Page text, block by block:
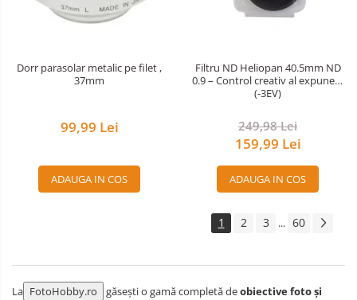
Dorr parasolar metalic pe filet ,
37mm
99,99 Lei
ADAUGA IN COS
Filtru ND Heliopan 40.5mm ND
0.9 – Control creativ al expunerii
(-3EV)
249,98 Lei
159,99 Lei
ADAUGA IN COS
1 2 3 ... 60
La FotoHobby.ro găsești o gamă completă deobiective foto și